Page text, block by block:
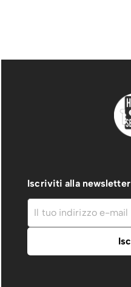
Iscriviti alla newsletter